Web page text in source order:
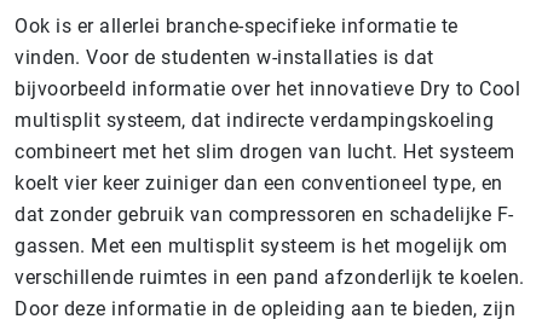
Ook is er allerlei branche-specifieke informatie te
vinden. Voor de studenten w-installaties is dat
bijvoorbeeld informatie over het innovatieve Dry to Cool
multisplit systeem, dat indirecte verdampingskoeling
combineert met het slim drogen van lucht. Het systeem
koelt vier keer zuiniger dan een conventioneel type, en
dat zonder gebruik van compressoren en schadelijke F-
gassen. Met een multisplit systeem is het mogelijk om
verschillende ruimtes in een pand afzonderlijk te koelen.
Door deze informatie in de opleiding aan te bieden, zijn